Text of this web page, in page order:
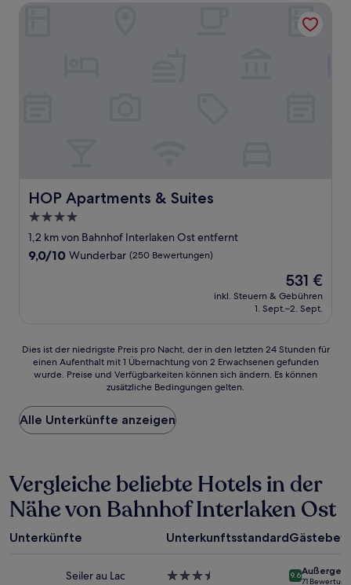
HOP Apartments & Suites
HOP Apartments & Suites
4.0-
Sterne-
Unterkunft
1,2 km von Bahnhof Interlaken Ost entfernt
9.0
9,0/10 Wunderbar (250 Bewertungen)
Der
Preis
beträgt
531 €
inkl. Steuern & Gebühren
1. Sept.–2. Sept.
Dies
der
Preis
pro
Nacht,
den
letzten
24 Stunden
für
einen
1 Übernachtung
Dies ist der niedrigste Preis pro Nacht, der in den letzten 24 Stunden für
einen Aufenthalt mit 1 Übernachtung von 2 Erwachsenen gefunden
wurde. Preise und Verfügbarkeiten können sich ändern. Es können
zusätzliche Bedingungen gelten.
Alle Unterkünfte anzeigen
Vergleiche beliebte Hotels in der
Nähe von Bahnhof Interlaken Ost
Unterkünfte Unterkunftsstandard
Seiler au Lac
3.5-
9.6
71